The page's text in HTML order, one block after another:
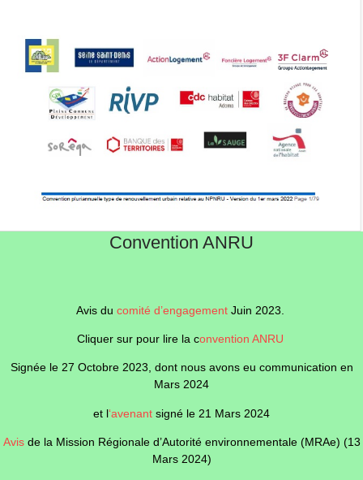
Convention ANRU
Avis du comité d’engagementJuin 2023.
Cliquer sur pour lire la convention ANRU
Signée le 27 Octobre 2023, dont nous avons eu communication en
Mars 2024
et l‘avenant signé le 21 Mars 2024
Avisde la Mission Régionale d’Autorité environnementale (MRAe) (13
Mars 2024)